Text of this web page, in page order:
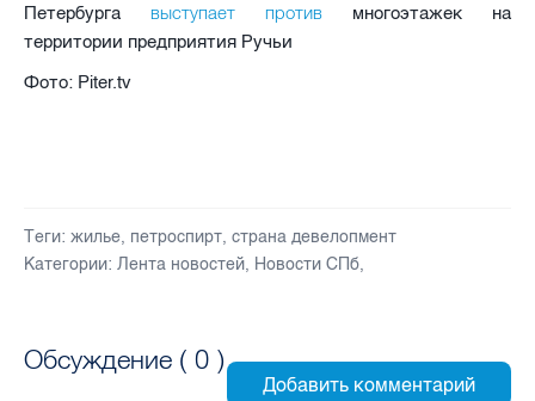
Петербурга выступает против многоэтажек на
территории предприятия Ручьи
Фото: Piter.tv
Теги: жилье, петроспирт, страна девелопмент
Категории: Лента новостей, Новости СПб,
Обсуждение ( 0 )